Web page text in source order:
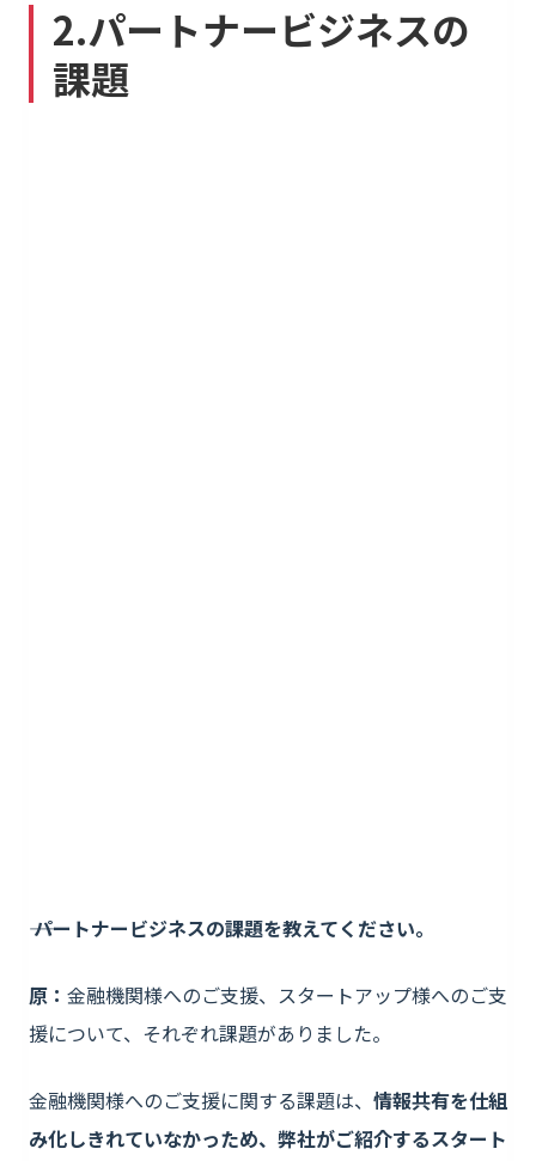
2.パートナービジネスの
課題
―― パートナービジネスの課題を教えてください。
原： 金融機関様へのご支援、スタートアップ様へのご支
援について、それぞれ課題がありました。
金融機関様へのご支援に関する課題は、 情報共有を仕組
み化しきれていなかっため、弊社がご紹介するスタート